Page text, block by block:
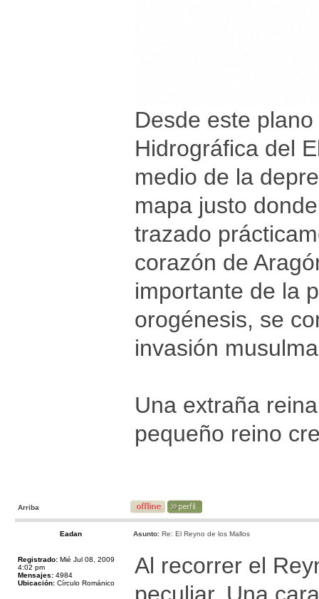
Desde este
Hidrográfica del
medio de la
mapa justo
trazado
corazón de
importante de la
orogénesis, se
invasión
Una extraña
pequeño reino
Arriba
Eadan Asunto: Re: El Reyno de los Mallos
Registrado: Mié Jul 08, 2009
4:02 pm
Mensajes: 4984
Ubicación: Círculo Románico
Al recorrer el